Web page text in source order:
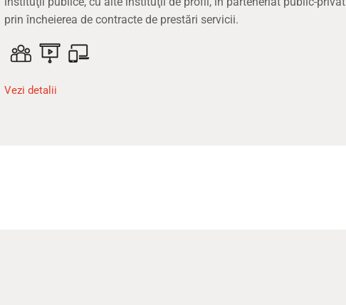
prin încheierea de contracte de prestări servicii.
Vezi detalii